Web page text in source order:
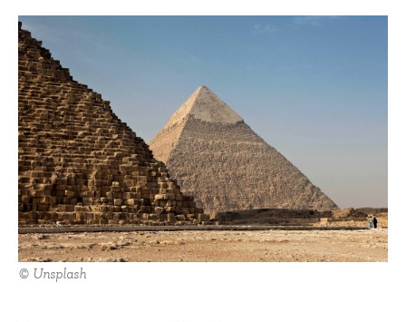
© Unsplash